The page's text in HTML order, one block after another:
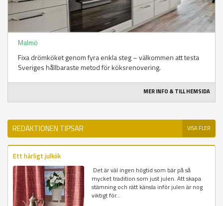
Malmö
Fixa drömköket genom fyra enkla steg – välkommen att testa
Sveriges hållbaraste metod för köksrenovering.
MER INFO & TILL HEMSIDA
REDAKTIONEN TIPSAR VISA FLER
Ett härligt julkök
Det är väl ingen högtid som bär på så
mycket tradition som just julen. Att skapa
stämning och rätt känsla inför julen är nog
viktigt för...